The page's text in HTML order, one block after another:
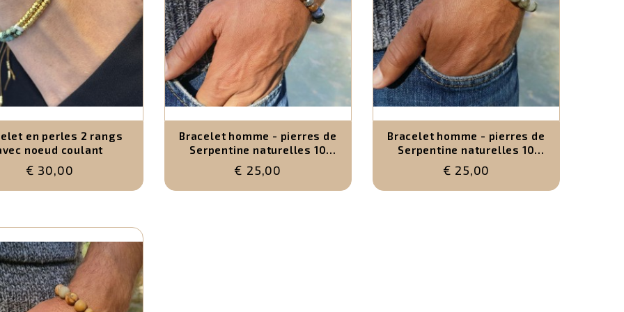
en perles 2 rangs
noeud coulant
€ 30,00
Bracelet homme - pierres de
Serpentine naturelles 10
mm
€ 25,00
Bracelet homme - pierres de
Serpentine naturelles 10
mm
€ 25,00